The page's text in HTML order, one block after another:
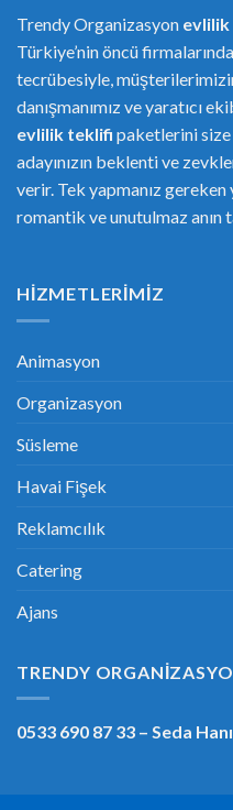
Trendy Organizasyon
Türkiye’nin öncü
tecrübesiyle,
danışmanımız ve yaratıcı
evlilik teklifi paketlerini size
adayınızın beklenti ve
verir. Tek yapmanız
romantik ve unutulmaz anın
HIZMETLERIMIZ
Animasyon
Organizasyon
Süsleme
Havai Fişek
Reklamcılık
Catering
Ajans
TRENDY
0533 690 87 33 – Seda